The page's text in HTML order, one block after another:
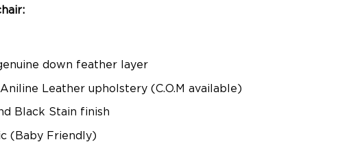
down feather layer
Leather upholstery (C.O.M available)
Black Stain finish
(Baby Friendly)